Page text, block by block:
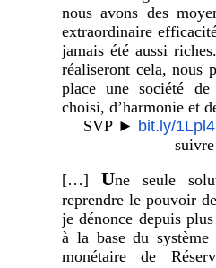
nous avons des
extraordinaire
jamais été aussi
réaliseront cela, nous
place une société
choisi, d’harmonie et
SVP► bit.ly/
[…] Une seule
reprendre le pouvoir
je dénonce depuis
à la base du
monétaire de